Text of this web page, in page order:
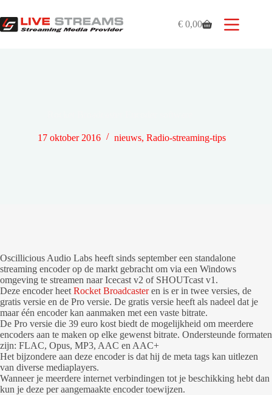
naar
de
Winkelwagen
€ 0,00
17 oktober 2016 nieuws,Radio-streaming-tips
Oscillicious Audio Labs heeft sinds september een standalone
streaming encoder op de markt gebracht om via een Windows
omgeving te streamen naar Icecast v2 of SHOUTcast v1.
Deze encoder heet Rocket Broadcasteren is er in twee versies, de
gratis versie en de Pro versie. De gratis versie heeft als nadeel dat je
maar één encoder kan aanmaken met een vaste bitrate.
De Pro versie die 39 euro kost biedt de mogelijkheid om meerdere
encoders aan te maken op elke gewenst bitrate. Ondersteunde formaten
zijn: FLAC, Opus, MP3, AAC en AAC+
Het bijzondere aan deze encoder is dat hij de meta tags kan uitlezen
van diverse mediaplayers.
Wanneer je meerdere internet verbindingen tot je beschikking hebt dan
kun je deze per aangemaakte encoder toewijzen.